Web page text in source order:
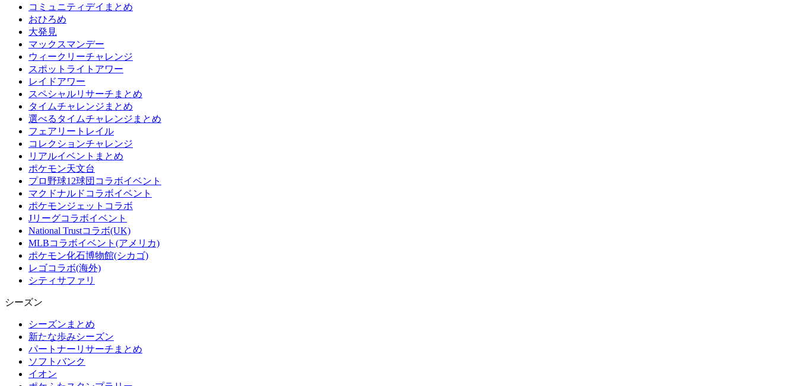
コミュニティデイまとめ
おひろめ
大発見
マックスマンデー
ウィークリーチャレンジ
スポットライトアワー
レイドアワー
スペシャルリサーチまとめ
タイムチャレンジまとめ
選べるタイムチャレンジまとめ
フェアリートレイル
コレクションチャレンジ
リアルイベントまとめ
ポケモン天文台
プロ野球12球団コラボイベント
マクドナルドコラボイベント
ポケモンジェットコラボ
Jリーグコラボイベント
National Trustコラボ(UK)
MLBコラボイベント(アメリカ)
ポケモン化石博物館(シカゴ)
レゴコラボ(海外)
シティサファリ
シーズン
シーズンまとめ
新たな歩みシーズン
パートナーリサーチまとめ
ソフトバンク
イオン